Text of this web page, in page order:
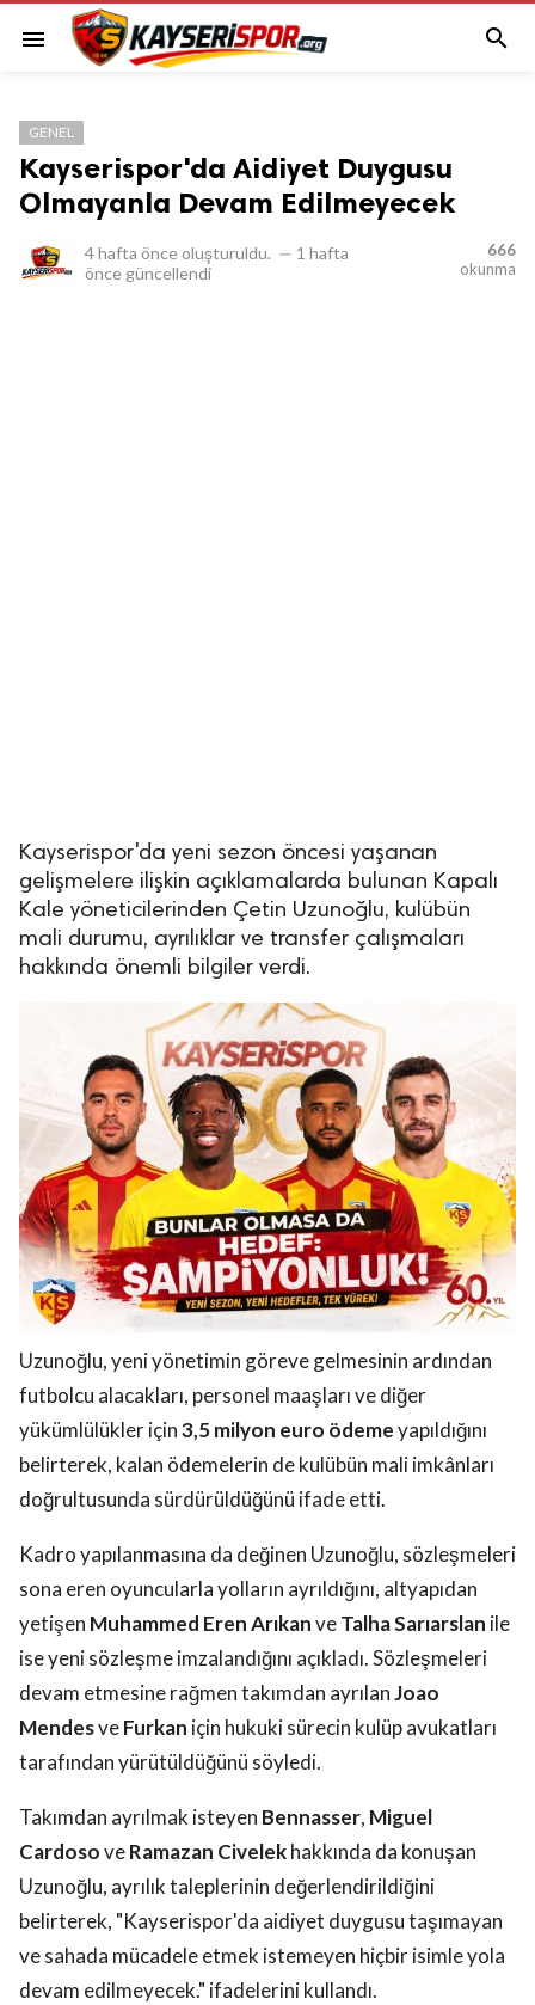
menu 
GENEL
Kayserispor'da Aidiyet Duygusu
Olmayanla Devam Edilmeyecek
4 hafta önce oluşturuldu. — 1 hafta
önce güncellendi
666
okunma
Kayserispor'da yeni sezon öncesi yaşanan
gelişmelere ilişkin açıklamalarda bulunan Kapalı
Kale yöneticilerinden Çetin Uzunoğlu, kulübün
mali durumu, ayrılıklar ve transfer çalışmaları
hakkında önemli bilgiler verdi.
Uzunoğlu, yeni yönetimin göreve gelmesinin ardından
futbolcu alacakları, personel maaşları ve diğer
yükümlülükler için3,5 milyon euro ödemeyapıldığını
belirterek, kalan ödemelerin de kulübün mali imkânları
doğrultusunda sürdürüldüğünü ifade etti.
Kadro yapılanmasına da değinen Uzunoğlu, sözleşmeleri
sona eren oyuncularla yolların ayrıldığını, altyapıdan
yetişen Muhammed Eren ArıkanveTalha Sarıarslan ile
ise yeni sözleşme imzalandığını açıkladı. Sözleşmeleri
devam etmesine rağmen takımdan ayrılanJoao
MendesveFurkan için hukuki sürecin kulüp avukatları
tarafından yürütüldüğünü söyledi.
Takımdan ayrılmak isteyen Bennasser, Miguel
CardosoveRamazan Civelekhakkında da konuşan
Uzunoğlu, ayrılık taleplerinin değerlendirildiğini
belirterek, "Kayserispor'da aidiyet duygusu taşımayan
ve sahada mücadele etmek istemeyen hiçbir isimle yola
devam edilmeyecek." ifadelerini kullandı.